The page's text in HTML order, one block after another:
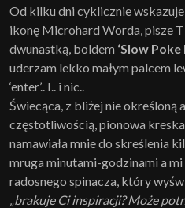
Od kilku dni cyklicznie
ikonę Microhard Worda, pisze
dwunastką, boldem ‘Slow Poke
uderzam lekko małym palcem
‘enter’.. I.. i nic..
Świecąca, z bliżej nie określoną
częstotliwością, pionowa
namawiała mnie do skreślenia
mruga minutami-godzinami a
radosnego spinacza, który
„brakuje Ci inspiracji? Może